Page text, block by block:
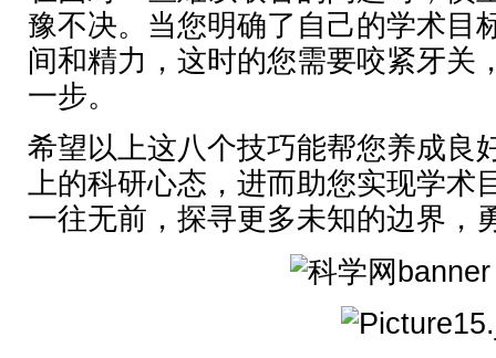
豫不决。当您明确了自己的学术目
间和精力，这时的您需要咬紧牙关
一步。
希望以上这八个技巧能帮您养成良
上的科研心态，进而助您实现学
一往无前，探寻更多未知的边界，